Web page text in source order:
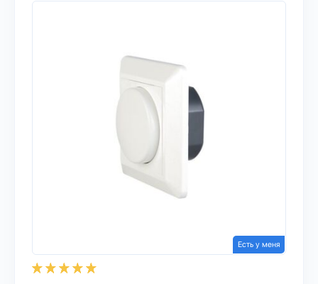
Есть у меня